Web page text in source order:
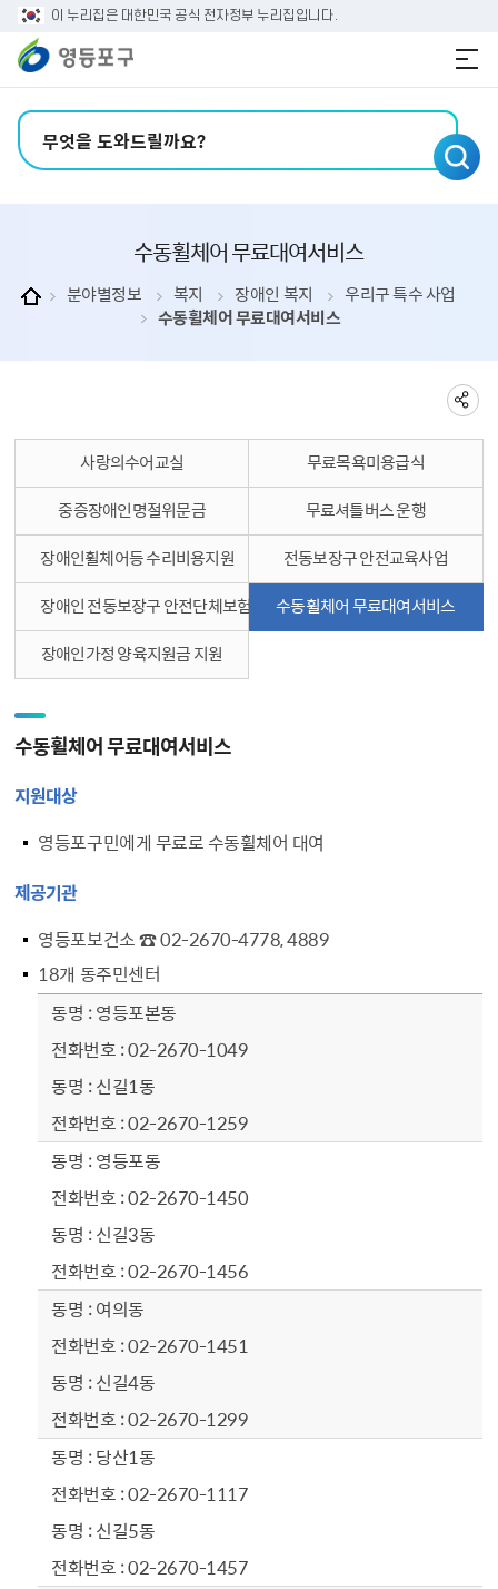
본문 바로가기
주메뉴 바로가기
이 누리집은 대한민국 공식 전자정부 누리집입니다.
수동휠체어 무료대여서비스
분야별정보 복지 장애인 복지
우리구 특수 사업
수동휠체어 무료대여서비스
사랑의수어교실
무료목욕미용급식
중증장애인명절위문금
무료셔틀버스 운행
장애인휠체어등 수리비용지원
전동보장구 안전교육사업
장애인 전동보장구 안전단체보험
수동휠체어 무료대여서비스
장애인가정 양육지원금 지원
수동휠체어 무료대여서비스
지원대상
영등포구민에게 무료로 수동휠체어 대여
제공기관
영등포보건소 ☎ 02-2670-4778, 4889
18개 동주민센터
영등포본동
02-2670-1049
신길1동
02-2670-1259
영등포동
02-2670-1450
신길3동
02-2670-1456
여의동
02-2670-1451
신길4동
02-2670-1299
당산1동
02-2670-1117
신길5동
02-2670-1457